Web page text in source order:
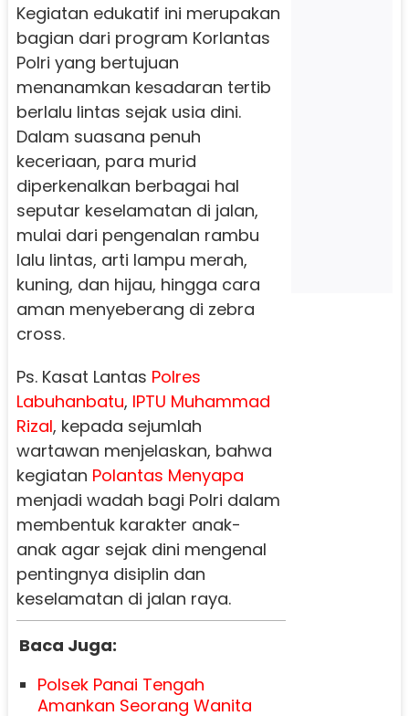
Kegiatan edukatif ini merupakan
bagian dari program Korlantas
Polri yang bertujuan
menanamkan kesadaran tertib
berlalu lintas sejak usia dini.
Dalam suasana penuh
keceriaan, para murid
diperkenalkan berbagai hal
seputar keselamatan di jalan,
mulai dari pengenalan rambu
lalu lintas, arti lampu merah,
kuning, dan hijau, hingga cara
aman menyeberang di zebra
cross.
Ps. Kasat Lantas Polres
Labuhanbatu, IPTU Muhammad
Rizal, kepada sejumlah
wartawan menjelaskan, bahwa
kegiatan Polantas Menyapa
menjadi wadah bagi Polri dalam
membentuk karakter anak-
anak agar sejak dini mengenal
pentingnya disiplin dan
keselamatan di jalan raya.
Baca Juga:
Polsek Panai Tengah
Amankan Seorang Wanita